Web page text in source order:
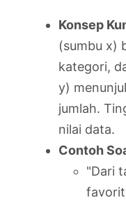
Konsep
(sumbu x)
kategori,
y)
jumlah.
nilai data.
Contoh
"Dari